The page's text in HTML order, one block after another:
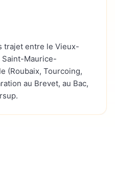
trajet entre le Vieux-
Saint-Maurice-
(Roubaix, Tourcoing,
au Brevet, au Bac,